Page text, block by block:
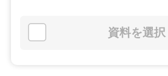
資料を選択